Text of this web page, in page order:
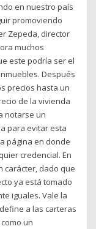
en nuestro país
promoviendo
Zepeda, director
muchos
este podría ser el
Después
precios hasta un
de la vivienda
notarse un
para evitar esta
página en donde
credencial. En
carácter, dado que
ya está tomado
iguales. Vale la
a las carteras
un